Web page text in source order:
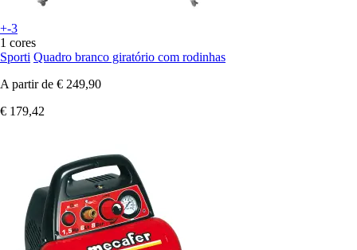
+-3
1 cores
Sporti Quadro branco giratório com rodinhas
A partir de € 249,90
€ 179,42